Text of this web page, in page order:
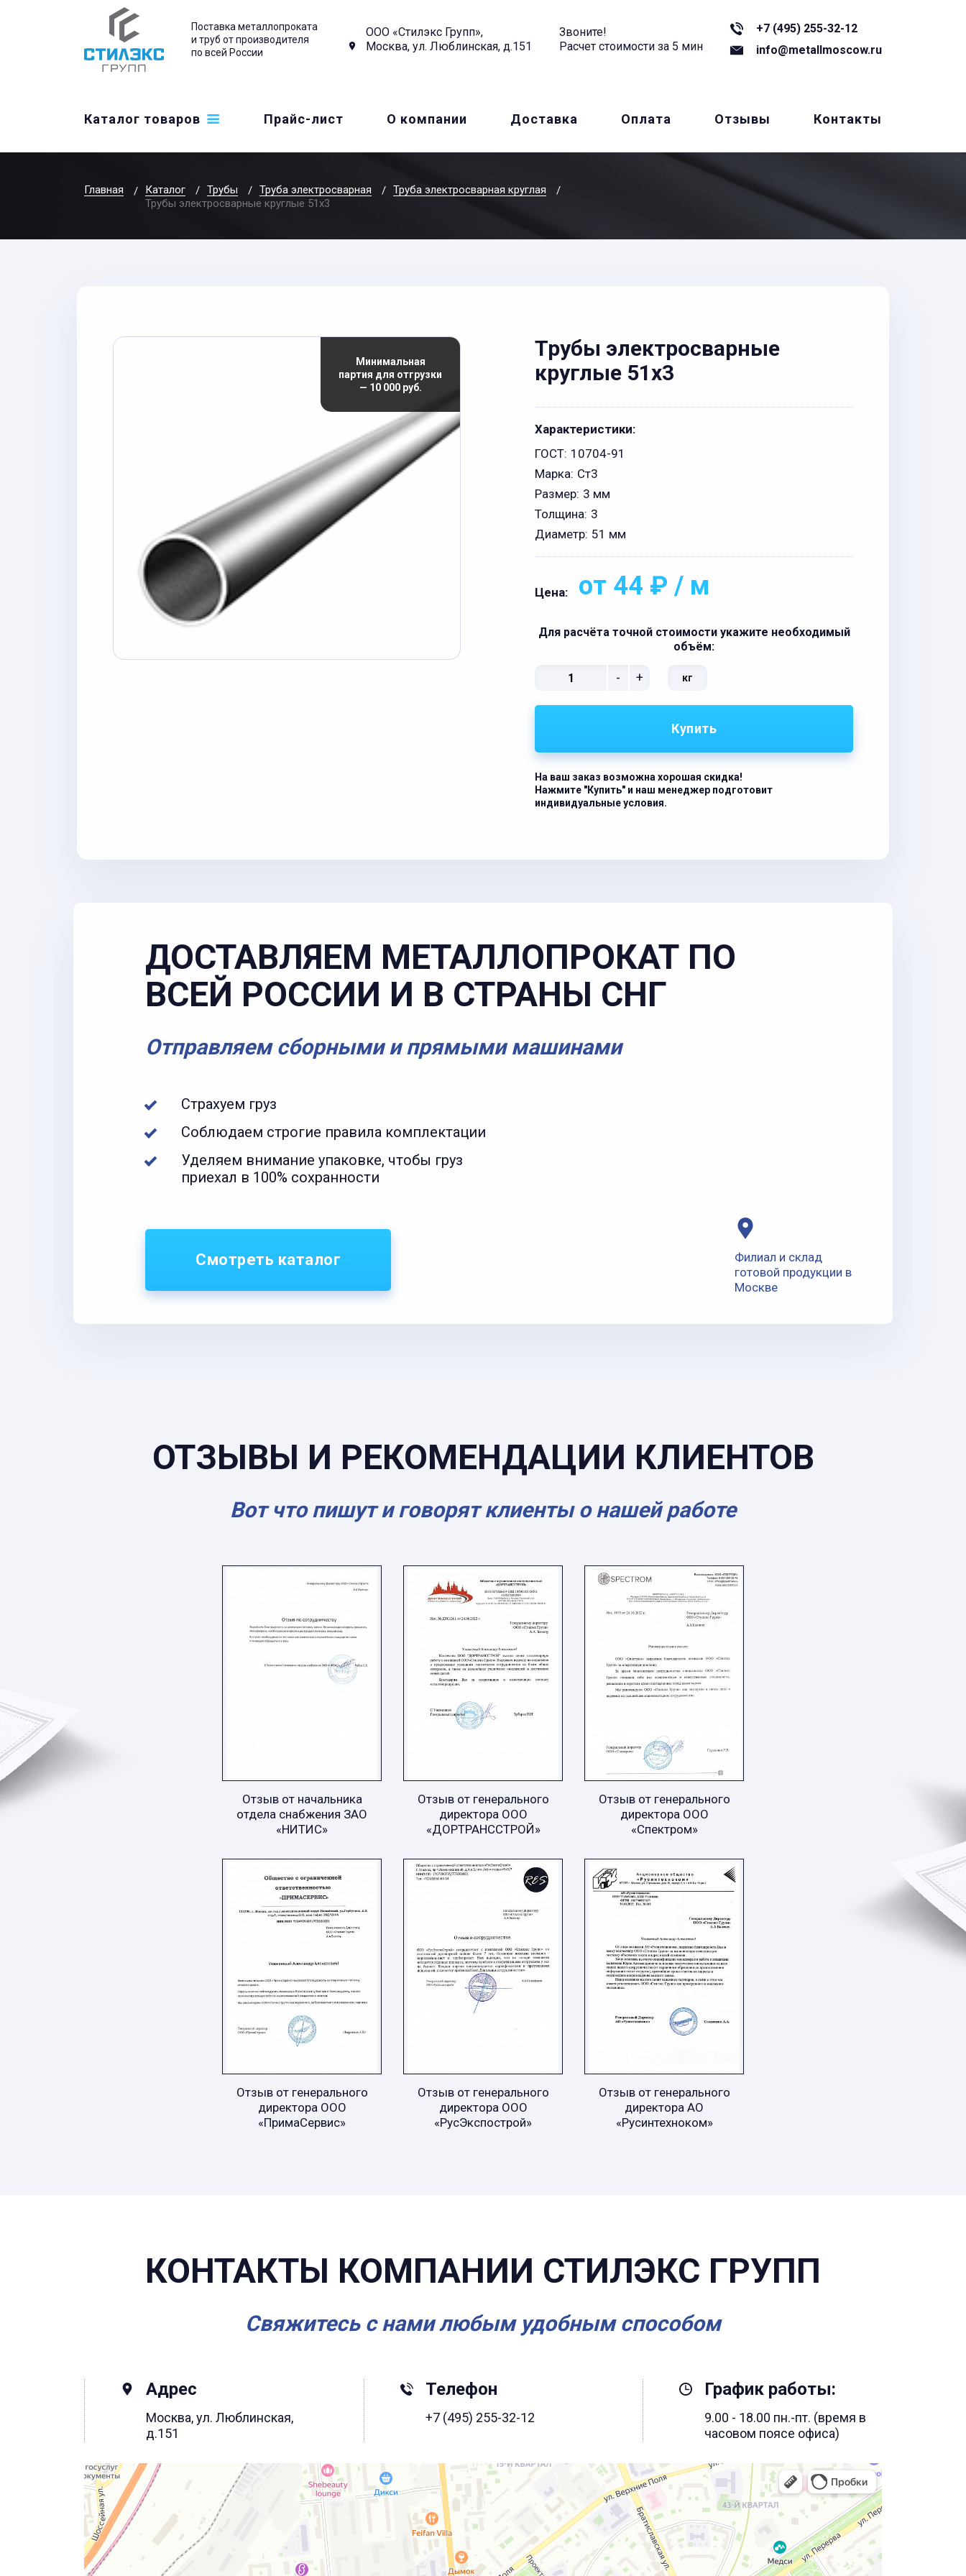
Поставка металлопроката
и труб от производителя
по всей России
ООО «Стилэкс Групп»,
Москва, ул. Люблинская, д.151
Звоните!
Расчет стоимости за 5 мин
+7 (495) 255-32-12
info@metallmoscow.ru
Каталог товаров Прайс-лист О компании Доставка Оплата Отзывы Контакты
Главная Каталог Трубы Труба электросварная
Труба электросварная круглая
Трубы электросварные круглые 51x3
Минимальная
партия для отгрузки
— 10 000 руб.
Трубы электросварные
круглые 51x3
Характеристики:
ГОСТ: 10704-91
Марка: Ст3
Размер: 3 мм
Толщина: 3
Диаметр: 51 мм
Цена: от 44 ₽ / м
Для расчёта точной стоимости укажите необходимый
объём:
- + кг
Купить
На ваш заказ возможна хорошая скидка!
Нажмите "Купить" и наш менеджер подготовит
индивидуальные условия.
Филиал и склад
готовой продукции в
Москве
ДОСТАВЛЯЕМ МЕТАЛЛОПРОКАТ ПО
ВСЕЙ РОССИИ И В СТРАНЫ СНГ
Отправляем сборными и прямыми машинами
Страхуем груз
Соблюдаем строгие правила комплектации
Уделяем внимание упаковке, чтобы груз
приехал в 100% сохранности
Смотреть каталог
ОТЗЫВЫ И РЕКОМЕНДАЦИИ КЛИЕНТОВ
Вот что пишут и говорят клиенты о нашей работе
Отзыв от начальника
отдела снабжения ЗАО
«НИТИС»
Отзыв от генерального
директора ООО
«ДОРТРАНССТРОЙ»
Отзыв от генерального
директора ООО
«Спектром»
Отзыв от генерального
директора ООО
«ПримаСервис»
Отзыв от генерального
директора ООО
«РусЭкспострой»
Отзыв от генерального
директора АО
«Русинтехноком»
КОНТАКТЫ КОМПАНИИ СТИЛЭКС ГРУПП
Свяжитесь с нами любым удобным способом
Адрес
Москва, ул. Люблинская,
д.151
Телефон
+7 (495) 255-32-12
График работы:
9.00 - 18.00 пн.-пт. (время в
часовом поясе офиса)